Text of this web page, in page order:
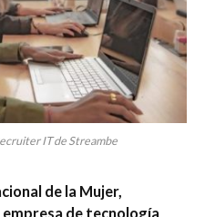
IT de Streambe
de la Mujer,
de tecnología